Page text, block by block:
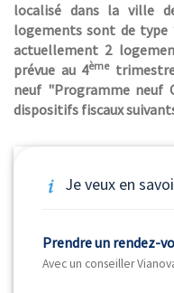
localisé dans la ville
logements sont de type
actuellement 2
prévue au 4èmetrimestre
neuf "Programme neuf
dispositifs fiscaux
Je veux en
Prendre un rendez-
Avec un conseiller